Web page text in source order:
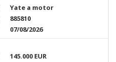
Yate a motor
885810
07/08/2026
145.000 EUR